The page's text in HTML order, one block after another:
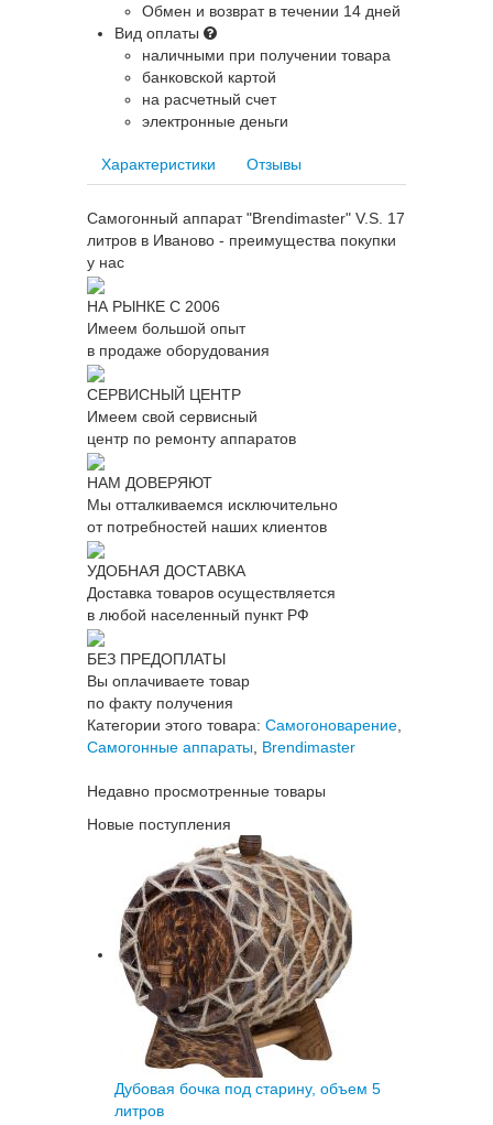
Обмен и возврат в течении 14 дней
Вид оплаты
наличными при получении товара
банковской картой
на расчетный счет
электронные деньги
Характеристики Отзывы
Самогонный аппарат "Brendimaster" V.S. 17
литров в Иваново - преимущества покупки
у нас
НА РЫНКЕ С 2006
Имеем большой опыт
в продаже оборудования
СЕРВИСНЫЙ ЦЕНТР
Имеем свой сервисный
центр по ремонту аппаратов
НАМ ДОВЕРЯЮТ
Мы отталкиваемся исключительно
от потребностей наших клиентов
УДОБНАЯ ДОСТАВКА
Доставка товаров осуществляется
в любой населенный пункт РФ
БЕЗ ПРЕДОПЛАТЫ
Вы оплачиваете товар
по факту получения
Категории этого товара: Самогоноварение
Самогонные аппараты Brendimaster
Недавно просмотренные товары
Новые поступления
Дубовая бочка под старину, объем 5
литров